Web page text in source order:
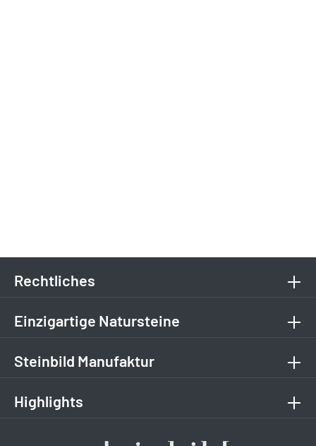
Rechtliches
Einzigartige Natursteine
Steinbild Manufaktur
Highlights